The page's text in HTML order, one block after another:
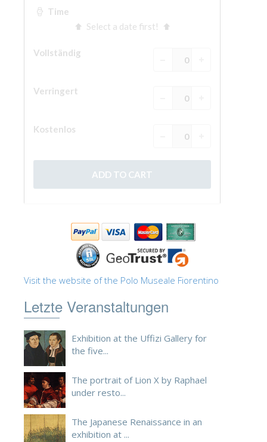
Eine Geführte Tour buchen
Only Tickets Fast Track Entrance
FRANÇAIS
ESPAÑOL
Visit the website of the Polo Museale Fiorentino
Letzte Veranstaltungen
Exhibition at the Uffizi Gallery for
the five...
The portrait of Lion X by Raphael
under resto...
The Japanese Renaissance in an
exhibition at ...